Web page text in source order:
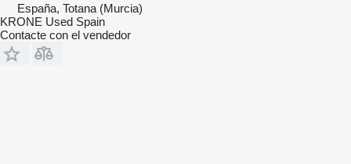
España, Totana (Murcia)
KRONE Used Spain
Contacte con el vendedor